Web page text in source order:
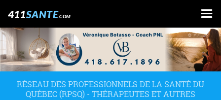
411SANTE.COM
RÉSEAU DES PROFESSIONNELS DE LA SANTÉ DU
QUÉBEC (RPSQ) - THÉRAPEUTES ET AUTRES